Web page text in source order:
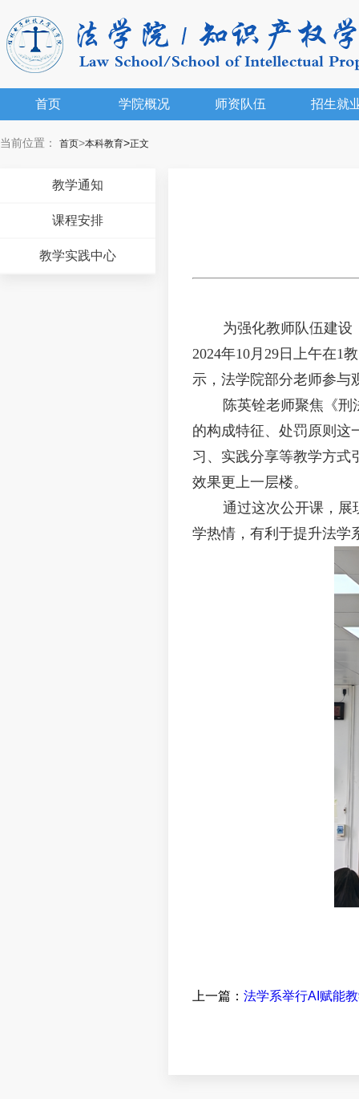
首页 学院概况 师资队伍 招生就
当前位置： 首页>本科教育>正文
教学通知
课程安排
教学实践中心
为强化教师队伍建设
2024年10月29日上午在1
示，法学院部分老师参与
陈英铨老师聚焦《刑
的构成特征、处罚原则这
习、实践分享等教学方式
效果更上一层楼。
通过这次公开课，展
学热情，有利于提升法学
上一篇： 法学系举行AI赋能